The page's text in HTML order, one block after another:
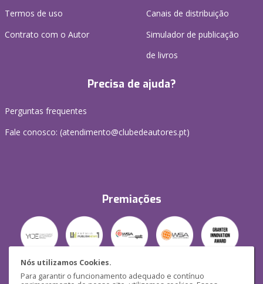
Nós utilizamos Cookies.
Para garantir o funcionamento adequado e contínuo
Termos de uso
Contrato com o Autor
Canais de distribuição
Simulador de publicação
de livros
Precisa de ajuda?
Perguntas frequentes
Fale conosco: (atendimento@clubedeautores.pt)
Premiações
Segurança